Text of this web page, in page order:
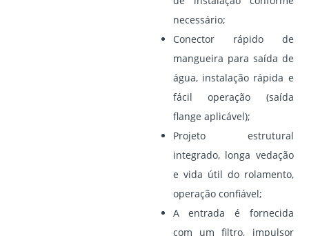
necessário;
Conector rápido de
mangueira para saída de
água, instalação rápida e
fácil operação (saída
flange aplicável);
Projeto estrutural
integrado, longa vedação
e vida útil do rolamento,
operação confiável;
A entrada é fornecida
com um filtro, impulsor